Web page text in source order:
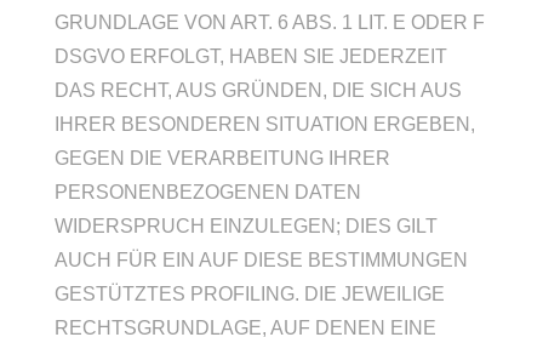
GRUNDLAGE VON ART. 6 ABS. 1 LIT. E ODER F
DSGVO ERFOLGT, HABEN SIE JEDERZEIT
DAS RECHT, AUS GRÜNDEN, DIE SICH AUS
IHRER BESONDEREN SITUATION ERGEBEN,
GEGEN DIE VERARBEITUNG IHRER
PERSONENBEZOGENEN DATEN
WIDERSPRUCH EINZULEGEN; DIES GILT
AUCH FÜR EIN AUF DIESE BESTIMMUNGEN
GESTÜTZTES PROFILING. DIE JEWEILIGE
RECHTSGRUNDLAGE, AUF DENEN EINE